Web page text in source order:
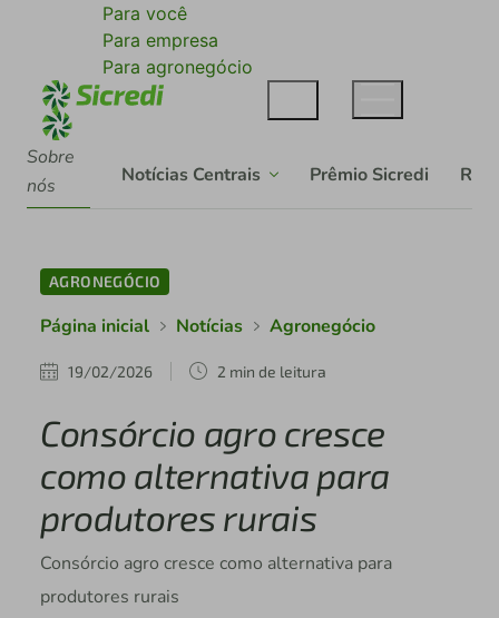
Para você
Para empresa
Para agronegócio
Sobre
nós
Notícias Centrais Prêmio Sicredi
AGRONEGÓCIO
Página inicial Notícias Agronegócio
19/02/2026 2 min de leitura
Consórcio agro cresce
como alternativa para
produtores rurais
Consórcio agro cresce como alternativa para
produtores rurais